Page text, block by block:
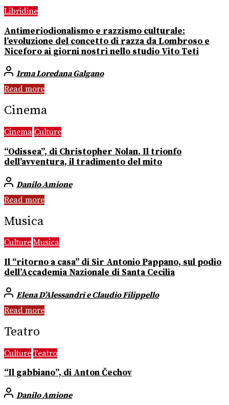
Libridine
Antimeriodionalismo e razzismo culturale:
l’evoluzione del concetto di razza da Lombroso e
Niceforo ai giorni nostri nello studio Vito Teti
Irma Loredana Galgano
Read more
Cinema
Cinema Culture
“Odissea”, di Christopher Nolan. Il trionfo
dell’avventura, il tradimento del mito
Danilo Amione
Read more
Musica
Culture Musica
Il “ritorno a casa” di Sir Antonio Pappano, sul podio
dell’Accademia Nazionale di Santa Cecilia
Elena D’Alessandri e Claudio Filippello
Read more
Teatro
Culture Teatro
“Il gabbiano”, di Anton Čechov
Danilo Amione